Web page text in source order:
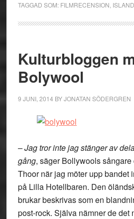
TAGGAD SOM: FILMRECENSION ISLAND
Kulturbloggen
Bolywool
9 JUNI, 2014 BYJONATAN SÖDERGREN
– Jag tror inte jag stänger av
gång, säger Bollywools
Thoor när jag möter upp bandet
på Lilla Hotellbaren. Den
brukar beskrivas som en
post-rock. Själva nämner de det